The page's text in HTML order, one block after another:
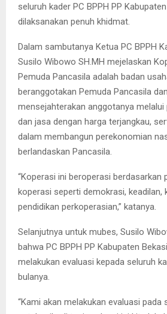
seluruh kader PC BPPH PP
dilaksanakan penuh khidmat.
Dalam sambutanya Ketua PC BPPH
Susilo Wibowo SH.MH mejelaskan
Pemuda Pancasila adalah badan
beranggotakan Pemuda Pancasila
mensejahterakan anggotanya melalui
dan jasa dengan harga terjangkau,
dalam membangun perekonomian
berlandaskan Pancasila.
“Koperasi ini beroperasi berdasarkan
koperasi seperti demokrasi, keadilan,
pendidikan perkoperasian,” katanya.
Selanjutnya untuk mubes, Susilo
bahwa PC BPPH PP Kabupaten
melakukan evaluasi kepada seluruh
bulanya.
“Kami akan melakukan evaluasi pada